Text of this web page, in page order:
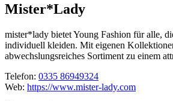
Mister*Lady
mister*lady bietet Young Fashion für alle,
individuell kleiden. Mit eigenen
abwechslungsreiches Sortiment zu einem
Telefon: 0335 86949324
Web: https://www.mister-lady.com